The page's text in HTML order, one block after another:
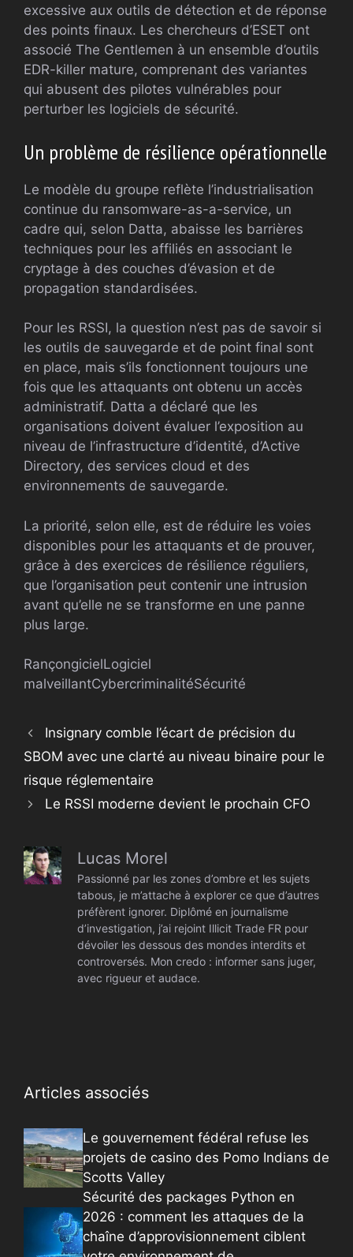
excessive aux outils de détection et de réponse
des points finaux. Les chercheurs d’ESET ont
associé The Gentlemen à un ensemble d’outils
EDR-killer mature, comprenant des variantes
qui abusent des pilotes vulnérables pour
perturber les logiciels de sécurité.
Un problème de résilience opérationnelle
Le modèle du groupe reflète l’industrialisation
continue du ransomware-as-a-service, un
cadre qui, selon Datta, abaisse les barrières
techniques pour les affiliés en associant le
cryptage à des couches d’évasion et de
propagation standardisées.
Pour les RSSI, la question n’est pas de savoir si
les outils de sauvegarde et de point final sont
en place, mais s’ils fonctionnent toujours une
fois que les attaquants ont obtenu un accès
administratif. Datta a déclaré que les
organisations doivent évaluer l’exposition au
niveau de l’infrastructure d’identité, d’Active
Directory, des services cloud et des
environnements de sauvegarde.
La priorité, selon elle, est de réduire les voies
disponibles pour les attaquants et de prouver,
grâce à des exercices de résilience réguliers,
que l’organisation peut contenir une intrusion
avant qu’elle ne se transforme en une panne
plus large.
RançongicielLogiciel
malveillantCybercriminalitéSécurité
Insignary comble l’écart de précision du
SBOM avec une clarté au niveau binaire pour le
risque réglementaire
Le RSSI moderne devient le prochain CFO
Lucas Morel
Passionné par les zones d’ombre et les sujets
tabous, je m’attache à explorer ce que d’autres
préfèrent ignorer. Diplômé en journalisme
d’investigation, j’ai rejoint Illicit Trade FR pour
dévoiler les dessous des mondes interdits et
controversés. Mon credo : informer sans juger,
avec rigueur et audace.
Articles associés
Le gouvernement fédéral refuse les
projets de casino des Pomo Indians de
Scotts Valley
Sécurité des packages Python en
2026 : comment les attaques de la
chaîne d’approvisionnement ciblent